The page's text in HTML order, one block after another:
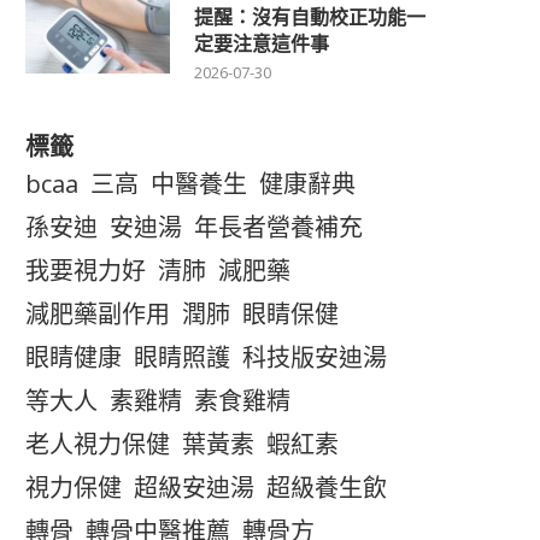
提醒：沒有自動校正功能一
定要注意這件事
2026-07-30
標籤
bcaa 三高 中醫養生 健康辭典
孫安迪 安迪湯 年長者營養補充
我要視力好 清肺 減肥藥
減肥藥副作用 潤肺 眼睛保健
眼睛健康 眼睛照護 科技版安迪湯
等大人 素雞精 素食雞精
老人視力保健 葉黃素 蝦紅素
視力保健 超級安迪湯 超級養生飲
轉骨 轉骨中醫推薦 轉骨方